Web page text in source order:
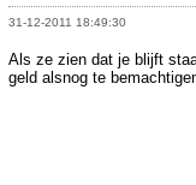
31-12-2011 18:49:30
Als ze zien dat je blijft
geld alsnog te